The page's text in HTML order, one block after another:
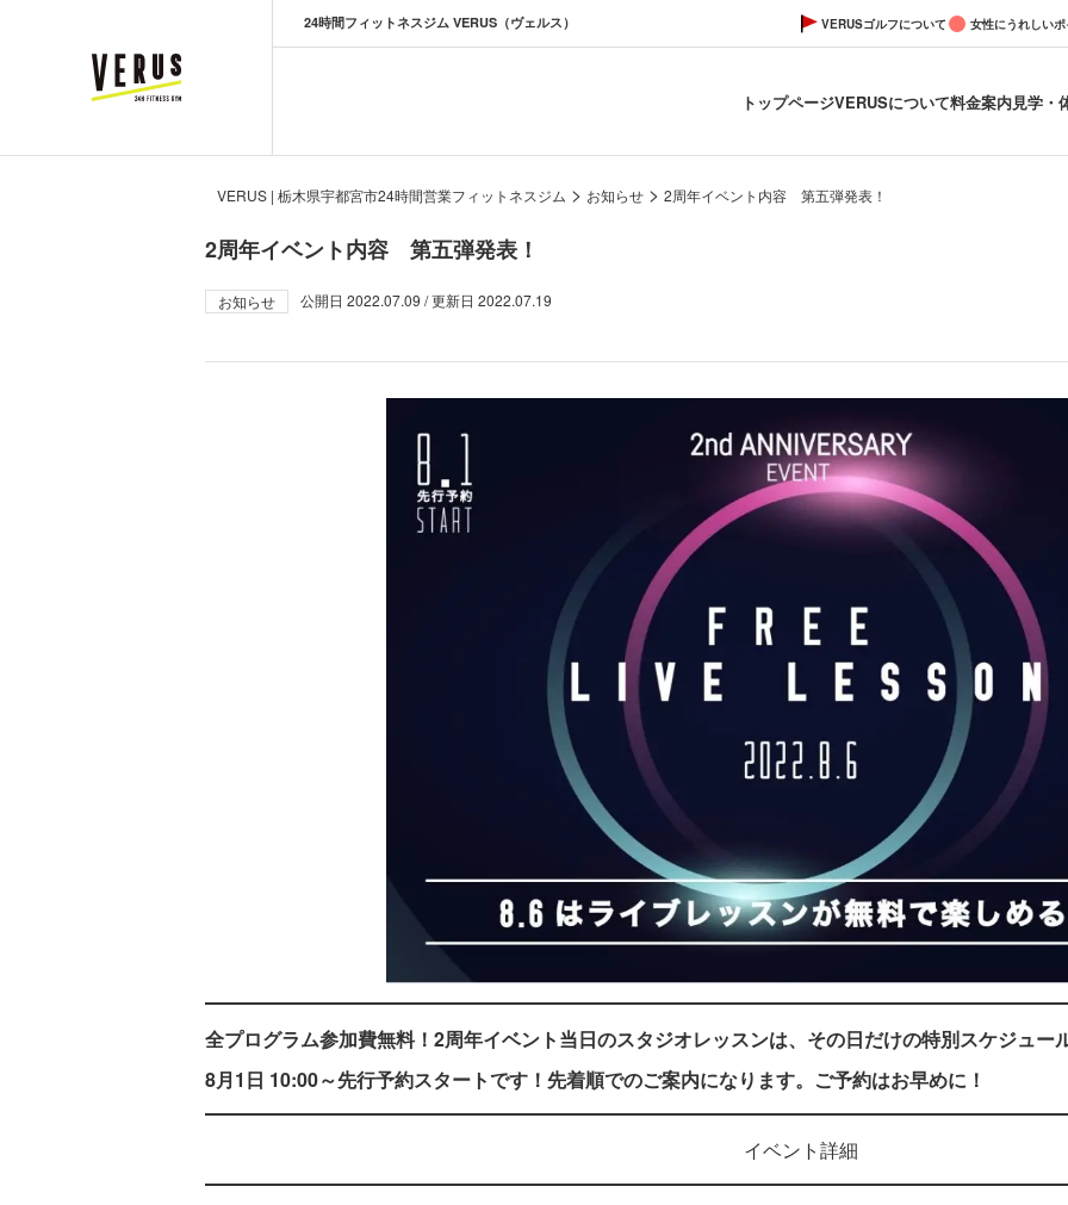
VERUS ヴェルス
24時間フィットネスジム VERUS（ヴェルス） VERUSゴルフについて 女性にうれしい
トップページVERUSについて料金案内見学・
VERUS | 栃木県宇都宮市24時間営業フィットネスジム > お知らせ > 2周年イベント内容 第五弾発表！
2周年イベント内容 第五弾発表！
お知らせ 公開日 2022.07.09 / 更新日 2022.07.19
全プログラム参加費無料！2周年イベント当日のスタジオレッスンは、その日だけの特別スケジュー
8月1日 10:00～先行予約スタートです！先着順でのご案内になります。ご予約はお早めに！
イベント詳細